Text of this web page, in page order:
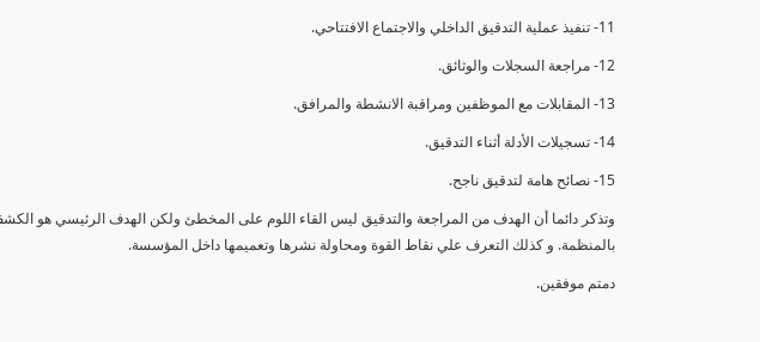
11- تنفيذ عملية التدقيق الداخلي والاجتماع الافتتاحي.
12- مراجعة السجلات والوثائق.
13- المقابلات مع الموظفين ومراقبة الانشطة والمرافق.
14- تسجيلات الأدلة أثناء التدقيق.
15- نصائح هامة لتدقيق ناجح.
وتذكر دائما أن الهدف من المراجعة والتدقيق ليس القاء اللوم على المخطئ ولكن الهدف الرئيسي هو
بالمنظمة. و كذلك التعرف علي نقاط القوة ومحاولة نشرها وتعميمها داخل المؤسسة.
دمتم موفقين.